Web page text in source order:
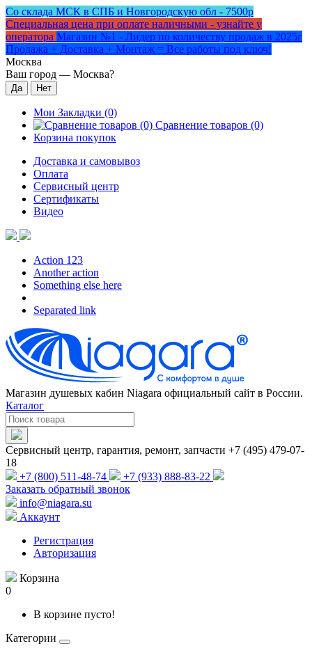
Со склада МСК в СПБ и Новгородскую обл - 7500р
Специальная цена при оплате наличными - узнайте у
оператора Магазин №1 - Лидер по количеству продаж в 2025г
Продажа + Доставка + Монтаж = Все работы под ключ!
Москва
Ваш город — Москва?
Мои Закладки (0)
Сравнение товаров (0)
Корзина покупок
Доставка и самовывоз
Оплата
Сервисный центр
Сертификаты
Видео
Action 123
Another action
Something else here
Separated link
Магазин душевых кабин Niagara официальный сайт в России.
Каталог
Сервисный центр, гарантия, ремонт, запчасти +7 (495) 479-07-
18
+7 (800) 511-48-74
+7 (933) 888-83-22
Заказать обратный звонок
info@niagara.su
Аккаунт
Регистрация
Авторизация
Корзина
0
В корзине пусто!
Категории